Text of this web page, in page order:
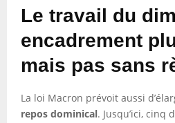
Le travail du
encadrement
mais pas sans
La loi Macron prévoit aussi
repos dominical. Jusqu’ici, cinq